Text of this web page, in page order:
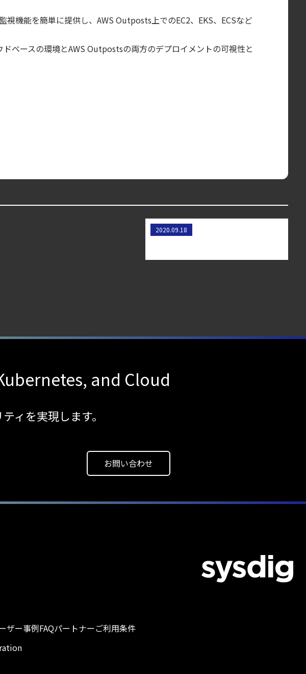
ティの新常識
機能を簡単に提供し、AWS Outposts上でのEC2、EKS、ECSなど
ベースの環境とAWS Outpostsの両方のデプロイメントの可視性と
KubernetesのAppArmorプロファ
2020.09.18
and Cloud
ィを実現します。
お問い合わせ
ザー事例FAQパートナーご利用条件